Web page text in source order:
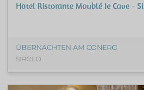
Hotel Ristorante Moublé le Cave -
ÜBERNACHTEN AM CONERO
SIROLO